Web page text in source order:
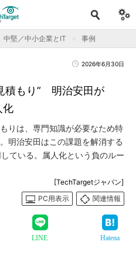
中堅／中小企業とIT 事例
2026年6月30日
積もり” 明治安田が
化
りは、専門知識が必要なため特
明治安田はこの課題を解消する
ている。属人化という負のルー
[TechTargetジャパン]
PC用表示
関連情報
LINE Hatena